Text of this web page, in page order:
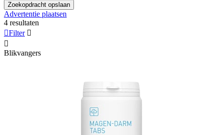
Zoekopdracht opslaan
Advertentie plaatsen
4 resultaten
Filter 

Blikvangers